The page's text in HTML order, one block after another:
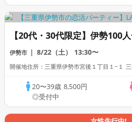
【20代・30代限定】伊勢100
伊勢市 8/22（土） 13:30〜
開催地住所：三重県伊勢市宮後１丁目１−１
20〜39歳 8,500円
◎受付中